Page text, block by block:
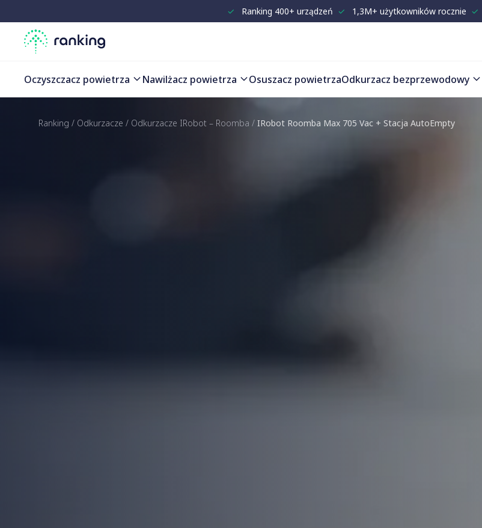
✓ Ranking 400+ urządzeń ✓ 1,3M+ użytkowników rocznie ✓
Oczyszczacz powietrza Nawilżacz powietrza Osuszacz powietrzaOdkurzacz bezprzewodowy
Ranking / Odkurzacze / Odkurzacze IRobot – Roomba / IRobot Roomba Max 705 Vac + Stacja AutoEmpty